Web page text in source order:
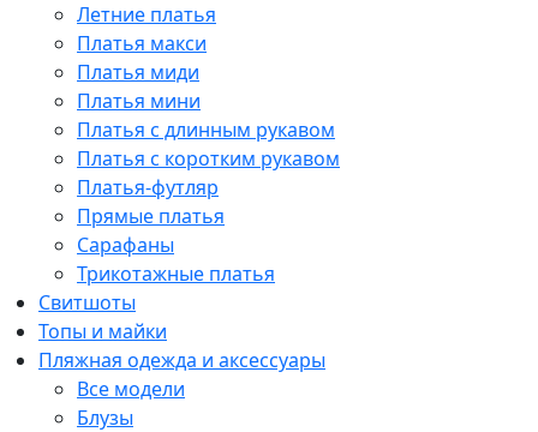
Летние платья
Платья макси
Платья миди
Платья мини
Платья с длинным рукавом
Платья с коротким рукавом
Платья-футляр
Прямые платья
Сарафаны
Трикотажные платья
Свитшоты
Топы и майки
Пляжная одежда и аксессуары
Все модели
Блузы